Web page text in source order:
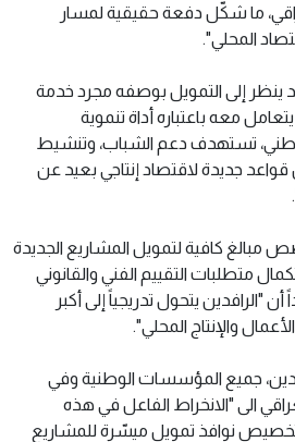
دينار عراقي، ما شكّل دفعة حقيقية لمسار
المحلي".
ينظر إلى التمويل بوصفه مجرد خدمة
معه باعتباره أداة تنموية
تستهدف دعم الشباب، وتنشيط
جديدة لاقتصاد إنتاجي بعيد عن
مبالغ كافية لتمويل المشاريع الجديدة
متطلبات التقييم الفني والقانوني
"الرافدين يتحول تدريجياً إلى أكبر
والإنتاج المحلي".
جميع المؤسسات الوطنية وفي
الى "الانخراط الفاعل في هذه
تخصيص نوافذ تمويل ميسّرة للمشاريع